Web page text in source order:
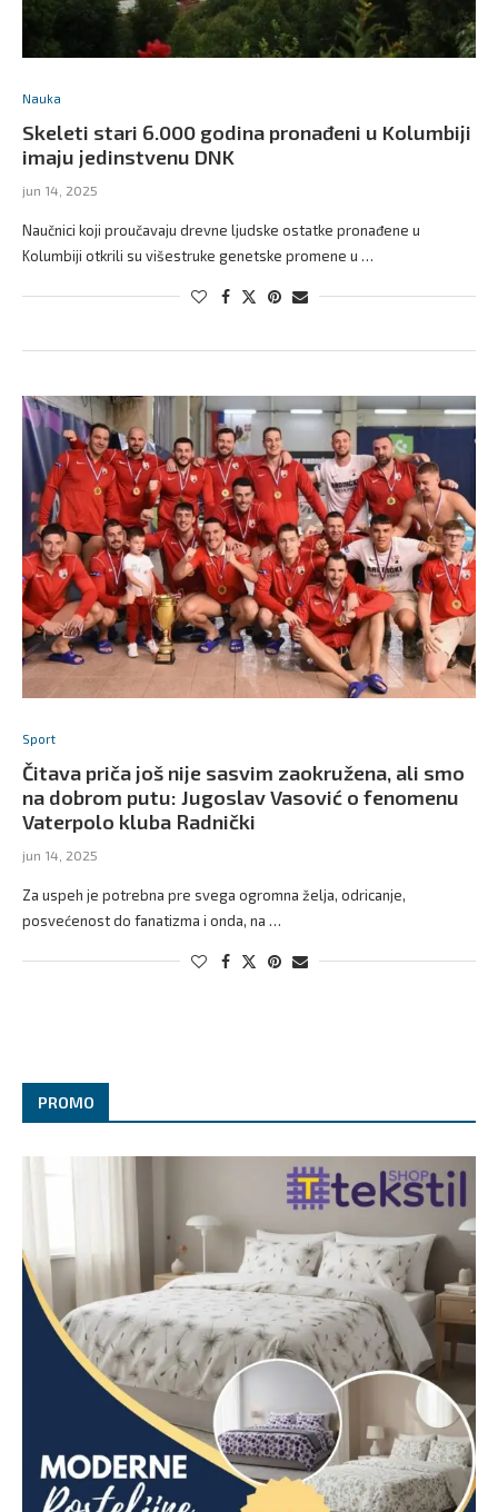
Nauka
Skeleti stari 6.000 godina pronađeni u Kolumbiji
imaju jedinstvenu DNK
jun 14, 2025
Naučnici koji proučavaju drevne ljudske ostatke pronađene u
Kolumbiji otkrili su višestruke genetske promene u …
Sport
Čitava priča još nije sasvim zaokružena, ali smo
na dobrom putu: Jugoslav Vasović o fenomenu
Vaterpolo kluba Radnički
jun 14, 2025
Za uspeh je potrebna pre svega ogromna želja, odricanje,
posvećenost do fanatizma i onda, na …
PROMO